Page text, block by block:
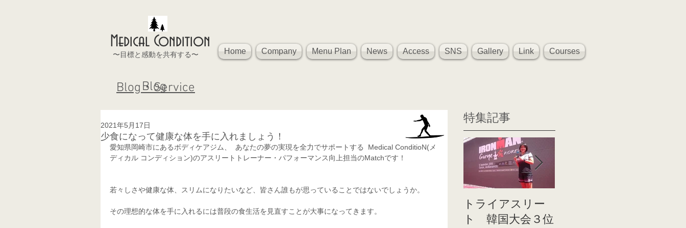
Medical Condition
〜目標と感動を共有する〜 Home Company Menu Plan News Access SNS Gallery Link Courses
Blog
Blog・Service
少食になって健康な体を手に入れましょう！
2021年5月17日
愛知県岡崎市にあるボディケアジム、  あなたの夢の実現を全力でサポートする  Medical ConditioN(メ
ディカル コンディション)のアスリートトレーナー・パフォーマンス向上担当のMatchです！
若々しさや健康な体、スリムになりたいなど、皆さん誰もが思っていることではないでしょうか。
その理想的な体を手に入れるには普段の食生活を見直すことが大事になってきます。
特集記事
トライアスリー
ト 韓国大会３位